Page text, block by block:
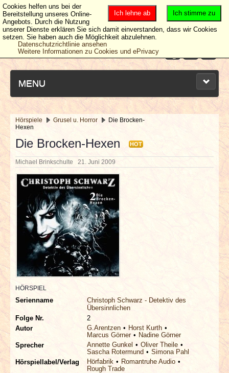
MENU
NEUESTE ARTIKEL
NEWS & DATES
BERICHTE
VERLOSUNGEN
INTERVIEWS
SPECIALS
REDAKTION
LINKS
ARCHIV
Hörspiele Grusel u. Horror
Die Brocken-
Hexen
Die Brocken-Hexen HOT
Michael Brinkschulte 21. Juni 2009
HÖRSPIEL
Serienname
Christoph Schwarz - Detektiv des
Übersinnlichen
Folge Nr.
2
Autor
G.Arentzen
Horst Kurth
Marcus Görner
Nadine Görner
Sprecher
Annette Gunkel
Oliver Theile
Sascha Rotermund
Simona Pahl
Hörspiellabel/Verlag
Hörfabrik
Romantruhe Audio
Rough Trade
Ich stimme zu
Ich lehne ab
Cookies helfen uns bei der
Bereitstellung unseres Online-
Angebots. Durch die Nutzung
unserer Dienste erklären Sie sich damit einverstanden, dass wir Cookies
setzen. Sie haben auch die Möglichkeit abzulehnen.
Datenschutzrichtlinie ansehen
Weitere Informationen zu Cookies und ePrivacy